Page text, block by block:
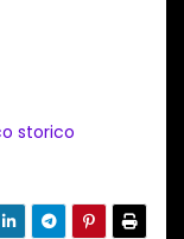
storico